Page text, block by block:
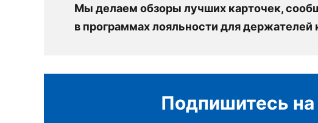
Мы делаем обзоры лучших карточек,
в программах лояльности для держателей
Подпишитесь на